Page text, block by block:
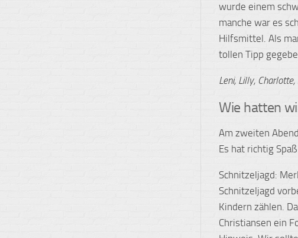
wurde einem
manche war es
Hilfsmittel. Als
tollen Tipp
Leni, Lilly,
Wie hatten
Am zweiten
Es hat richtig
Schnitzeljagd:
Schnitzeljagd
Kindern zählen.
Christiansen ein